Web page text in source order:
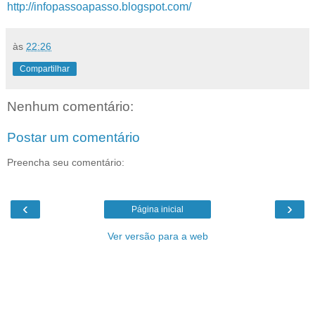
http://infopassoapasso.blogspot.com/
às 22:26
Compartilhar
Nenhum comentário:
Postar um comentário
Preencha seu comentário:
‹ ›
Página inicial
Ver versão para a web